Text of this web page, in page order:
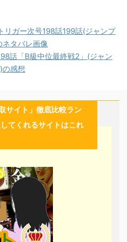
リガー次号198話199話(ジャンプ
タバレ画像
話「B級中位最終戦2」(ジャン
感想
サイト」徹底比較ラン
てくれるサイトはこれ